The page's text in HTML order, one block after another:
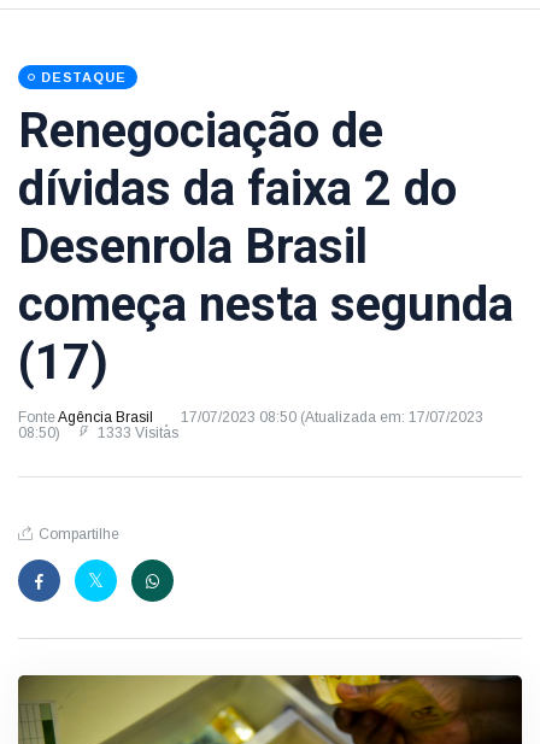
DESTAQUE
Renegociação de
dívidas da faixa 2 do
Desenrola Brasil
começa nesta segunda
(17)
FonteAgência Brasil
17/07/2023 08:50 (Atualizada em: 17/07/2023
08:50)
1333 Visitas
Compartilhe